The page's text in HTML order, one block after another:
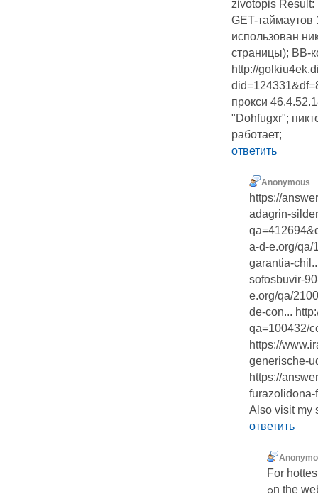
zivotopis Result:
GET-таймаутов
использован
страницы); BB-
http://
прокси
"Dohfugxr";
работает;
ответить
Anonymous
https://
adagrin-
a-d-e.org/qa/
garantia-
sofosbuvir-
e.org/qa/
de-con...
qa=100432/
https://
generische-
https://
furazolidona-
Also visit my
ответить
For
ߋn the web I found this web site ɑs a best ԝeb site for